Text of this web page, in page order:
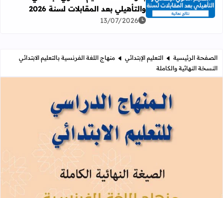
اقرأ المزيد عن النتائج النهائية لحركة إسناد منصب مدير
والتأهيلي بعد المقابلات لسنة 2026
13/07/2026
الصفحة الرئيسية التعليم الإبتدائي
منهاج اللغة الفرنسية بالتعليم الابتدائي
النسخة النهائية والكاملة